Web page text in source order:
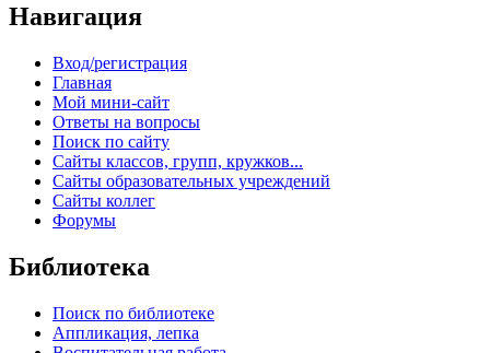
Навигация
Вход/регистрация
Главная
Мой мини-сайт
Ответы на вопросы
Поиск по сайту
Сайты классов, групп, кружков...
Сайты образовательных учреждений
Сайты коллег
Форумы
Библиотека
Поиск по библиотеке
Аппликация, лепка